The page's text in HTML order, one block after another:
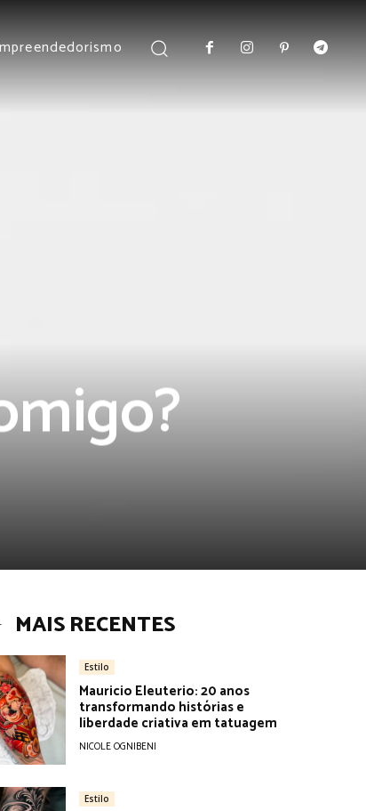
MAIS RECENTES
Estilo
Mauricio Eleuterio: 20 anos
transformando histórias e
liberdade criativa em tatuagem
NICOLE OGNIBENI
Estilo